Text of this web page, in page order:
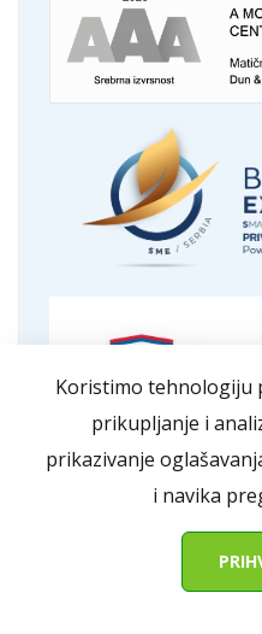
Koristimo tehnologiju
prikupljanje i
prikazivanje
i navika